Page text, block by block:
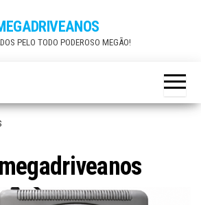
PELO TODO PODEROSO MEGÃO!
megadriveanos